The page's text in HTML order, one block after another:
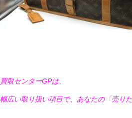
買取センターGPは、
幅広い取り扱い項目で、あなたの「売り